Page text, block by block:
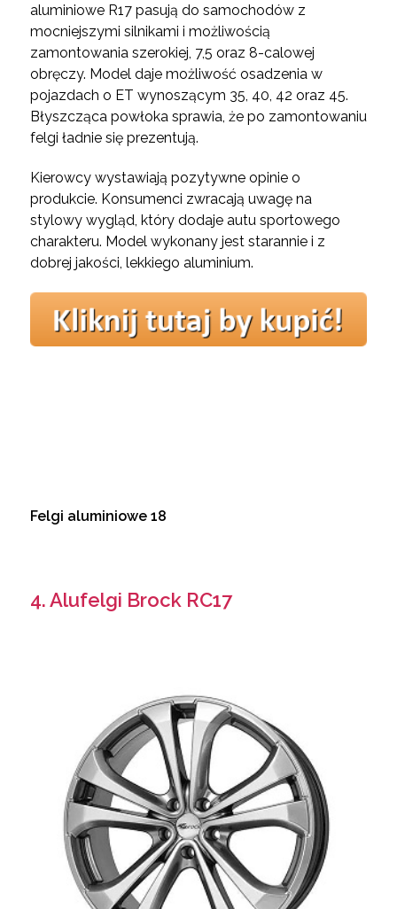
aluminiowe R17 pasują do samochodów z
mocniejszymi silnikami i możliwością
zamontowania szerokiej, 7,5 oraz 8-calowej
obręczy. Model daje możliwość osadzenia w
pojazdach o ET wynoszącym 35, 40, 42 oraz 45.
Błyszcząca powłoka sprawia, że po zamontowaniu
felgi ładnie się prezentują.
Kierowcy wystawiają pozytywne opinie o
produkcie. Konsumenci zwracają uwagę na
stylowy wygląd, który dodaje autu sportowego
charakteru. Model wykonany jest starannie i z
dobrej jakości, lekkiego aluminium.
Felgi aluminiowe 18
4. Alufelgi Brock RC17